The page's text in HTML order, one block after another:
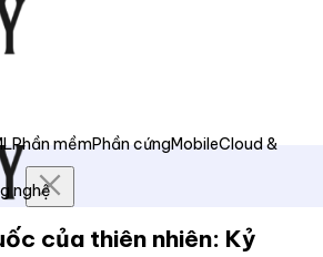
Phần mềmPhần cứngMobileCloud &
nghệ
của thiên nhiên: Kỷ